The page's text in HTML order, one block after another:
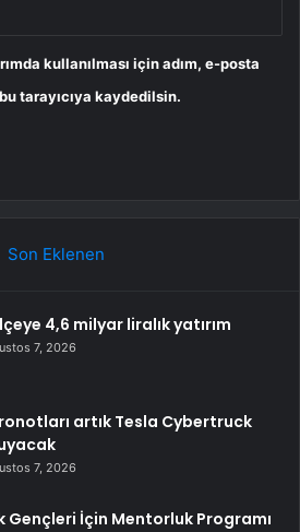
kullanılması için adım, e-posta
tarayıcıya kaydedilsin.
Son Eklenen
4,6 milyar liralık yatırım
7, 2026
artık Tesla Cybertruck
7, 2026
Gençleri İçin Mentorluk Programı